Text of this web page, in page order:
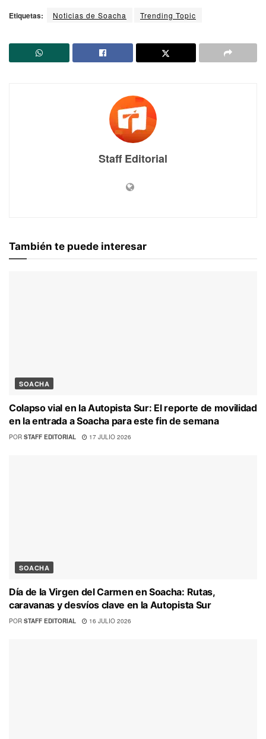
Etiquetas: Noticias de Soacha Trending Topic
Staff Editorial
También te puede interesar
SOACHA
Colapso vial en la Autopista Sur: El reporte de movilidad
en la entrada a Soacha para este fin de semana
POR STAFF EDITORIAL 17 JULIO 2026
SOACHA
Día de la Virgen del Carmen en Soacha: Rutas,
caravanas y desvíos clave en la Autopista Sur
POR STAFF EDITORIAL 16 JULIO 2026